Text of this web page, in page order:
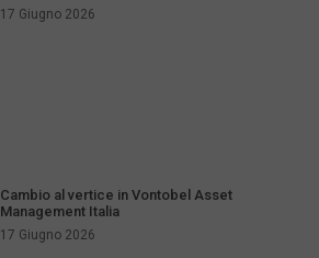
17 Giugno 2026
Cambio al vertice in Vontobel Asset
Management Italia
17 Giugno 2026